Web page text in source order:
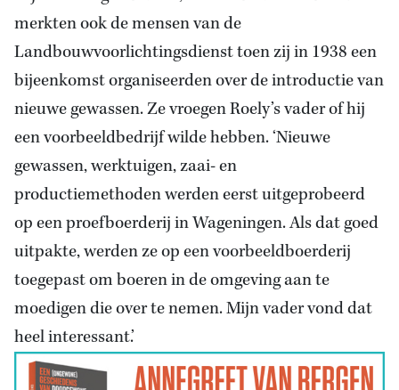
merkten ook de mensen van de
Landbouwvoorlichtingsdienst toen zij in 1938 een
bijeenkomst organiseerden over de introductie van
nieuwe gewassen. Ze vroegen Roely’s vader of hij
een voorbeeldbedrijf wilde hebben. ‘Nieuwe
gewassen, werktuigen, zaai- en
productiemethoden werden eerst uitgeprobeerd
op een proefboerderij in Wageningen. Als dat goed
uitpakte, werden ze op een voorbeeldboerderij
toegepast om boeren in de omgeving aan te
moedigen die over te nemen. Mijn vader vond dat
heel interessant.’